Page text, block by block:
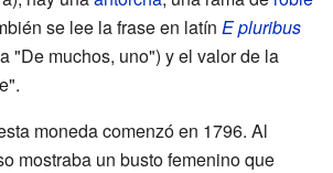
se lee la frase en latín E pluribus
"De muchos, uno") y el valor de la
moneda comenzó en 1796. Al
mostraba un busto femenino que